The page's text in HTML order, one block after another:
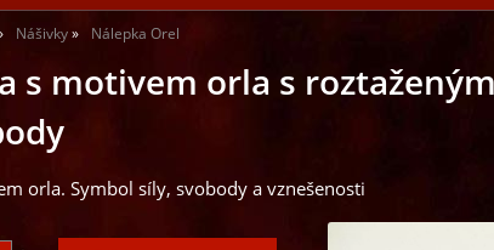
Nášivky Nálepka Orel
s motivem orla s
orla. Symbol síly, svobody a vznešenosti